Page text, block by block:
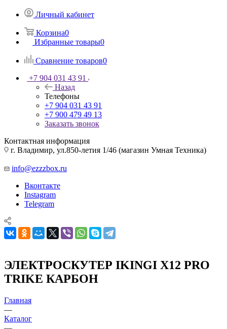
Личный кабинет
Корзина0
Избранные товары0
Сравнение товаров0
+7 904 031 43 91
Назад
Телефоны
+7 904 031 43 91
+7 900 479 49 13
Заказать звонок
Контактная информация
г. Владимир, ул.850-летия 1/46 (магазин Умная Техника)
info@ezzzbox.ru
Вконтакте
Instagram
Telegram
ЭЛЕКТРОСКУТЕР IKINGI X12 PRO
TRIKE КАРБОН
Главная
—
Каталог